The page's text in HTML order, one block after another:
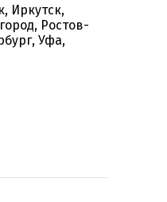
Иркутск,
Ростов-
Уфа,